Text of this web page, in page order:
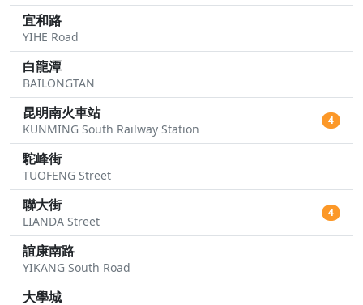
宜和路
YIHE Road
白龍潭
BAILONGTAN
昆明南火車站
KUNMING South Railway Station
4
駝峰街
TUOFENG Street
聯大街
LIANDA Street
4
誼康南路
YIKANG South Road
大學城